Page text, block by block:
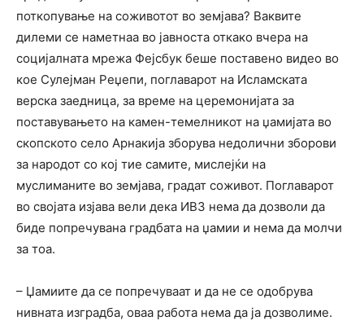
поткопување на соживотот во земјава? Ваквите
дилеми се наметнаа во јавноста откако вчера на
социјалната мрежа Фејсбук беше поставено видео во
кое Сулејман Реџепи, поглаварот на Исламската
верска заедница, за време на церемонијата за
поставувањето на камен-темелникот на џамијата во
скопското село Арнакија зборува недолични зборови
за народот со кој тие самите, мислејќи на
муслиманите во земјава, градат соживот. Поглаварот
во својата изјава вели дека ИВЗ нема да дозволи да
биде попречувана градбата на џамии и нема да молчи
за тоа.
– Џамиите да се попречуваат и да не се одобрува
нивната изградба, оваа работа нема да ја дозволиме.